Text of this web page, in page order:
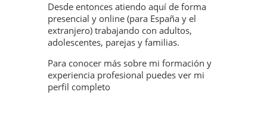
Desde entonces atiendo aquí de forma
presencial y online (para España y el
extranjero) trabajando con adultos,
adolescentes, parejas y familias.
Para conocer más sobre mi formación y
experiencia profesional puedes ver mi
perfil completo